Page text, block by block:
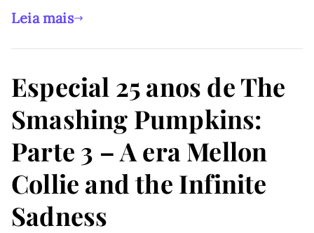
Leia mais
Especial 25 anos de The
Smashing Pumpkins:
Parte 3 – A era Mellon
Collie and the Infinite
Sadness